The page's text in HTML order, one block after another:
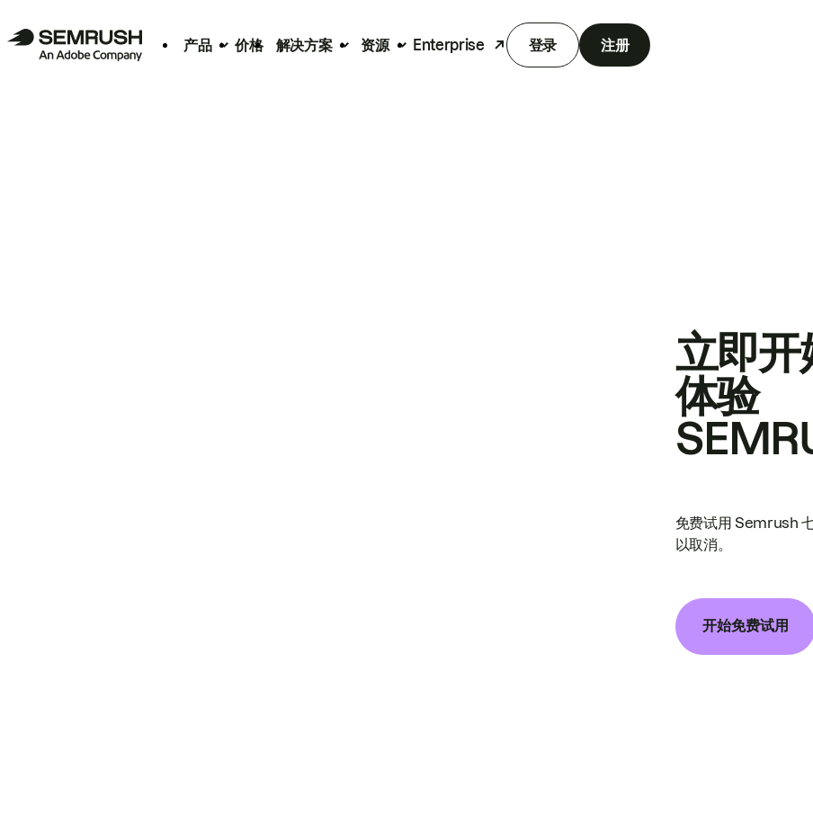
产品 价格 解决方案 资源 Enterprise 登录 注册
立即开
体验
免费试用 Semrush
以取消。
开始免费试用